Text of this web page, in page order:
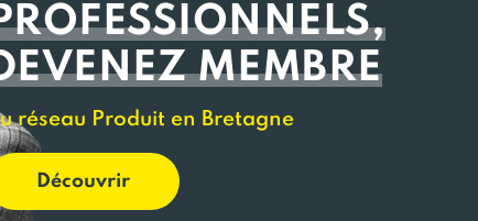
MEMBRE
réseau Produit en Bretagne
Découvrir